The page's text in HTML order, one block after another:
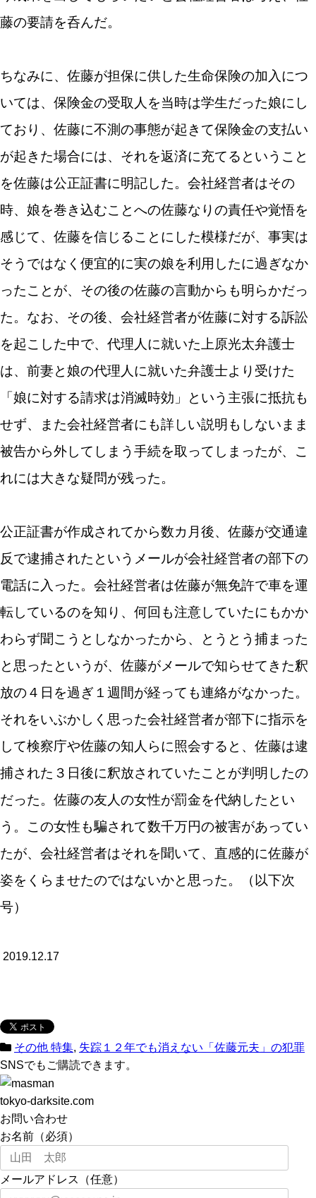
藤の要請を呑んだ。
ちなみに、佐藤が担保に供した生命保険の加入につ
いては、保険金の受取人を当時は学生だった娘にし
ており、佐藤に不測の事態が起きて保険金の支払い
が起きた場合には、それを返済に充てるということ
を佐藤は公正証書に明記した。会社経営者はその
時、娘を巻き込むことへの佐藤なりの責任や覚悟を
感じて、佐藤を信じることにした模様だが、事実は
そうではなく便宜的に実の娘を利用したに過ぎなか
ったことが、その後の佐藤の言動からも明らかだっ
た。なお、その後、会社経営者が佐藤に対する訴訟
を起こした中で、代理人に就いた上原光太弁護士
は、前妻と娘の代理人に就いた弁護士より受けた
「娘に対する請求は消滅時効」という主張に抵抗も
せず、また会社経営者にも詳しい説明もしないまま
被告から外してしまう手続を取ってしまったが、こ
れには大きな疑問が残った。
公正証書が作成されてから数カ月後、佐藤が交通違
反で逮捕されたというメールが会社経営者の部下の
電話に入った。会社経営者は佐藤が無免許で車を運
転しているのを知り、何回も注意していたにもかか
わらず聞こうとしなかったから、とうとう捕まった
と思ったというが、佐藤がメールで知らせてきた釈
放の４日を過ぎ１週間が経っても連絡がなかった。
それをいぶかしく思った会社経営者が部下に指示を
して検察庁や佐藤の知人らに照会すると、佐藤は逮
捕された３日後に釈放されていたことが判明したの
だった。佐藤の友人の女性が罰金を代納したとい
う。この女性も騙されて数千万円の被害があってい
たが、会社経営者はそれを聞いて、直感的に佐藤が
姿をくらませたのではないかと思った。（以下次
号）
2019.12.17
その他 特集, 失踪１２年でも消えない「佐藤元夫」の犯罪
SNSでもご購読できます。
tokyo-darksite.com
お問い合わせ
お名前（必須）
メールアドレス（任意）